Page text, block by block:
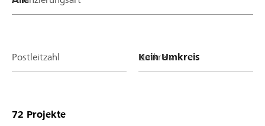
Postleitzahl Umkreis
72 Projekte